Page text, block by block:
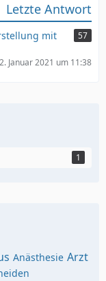
Letzte Antwort
mit
57
Januar 2021 um 11:38
1
Anästhesie Arzt